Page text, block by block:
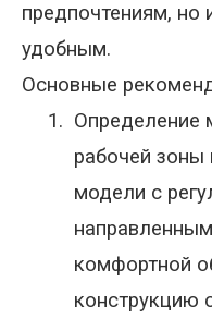
предпочтениям,
удобным.
Основные
1. Определение
рабочей зоны
модели с
комфортной
конструкцию